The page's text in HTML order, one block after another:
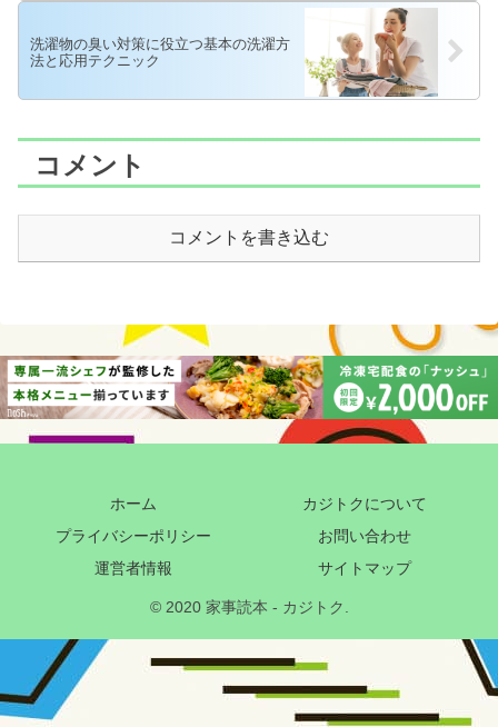
洗濯物の臭い対策に役立つ基本の洗濯方
法と応用テクニック
コメント
コメントを書き込む
ホーム
カジトクについて
プライバシーポリシー
お問い合わせ
運営者情報
サイトマップ
© 2020 家事読本 - カジトク.